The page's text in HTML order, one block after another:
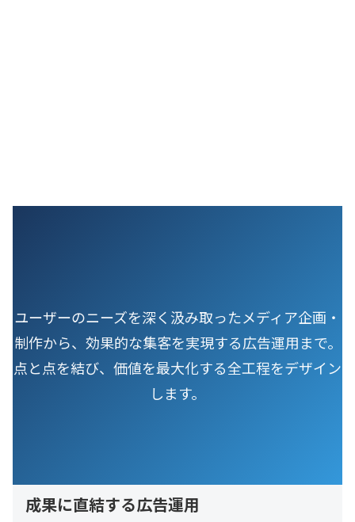
ユーザーのニーズを深く汲み取ったメディア企画・
制作から、効果的な集客を実現する広告運用まで。
点と点を結び、価値を最大化する全工程をデザイン
します。
成果に直結する広告運用